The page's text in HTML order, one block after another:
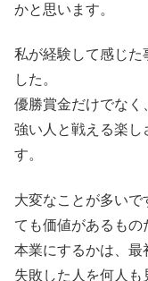
かと思います。
私が経験して感じた
した。
優勝賞金だけでなく
強い人と戦える楽し
す。
大変なことが多いで
ても価値があるもの
本業にするかは、最
失敗した人を何人も